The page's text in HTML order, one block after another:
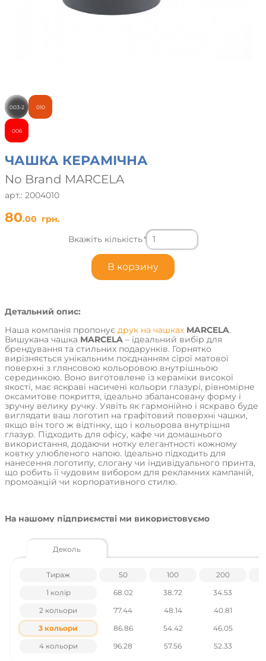
003-2
006
010
ЧАШКА КЕРАМІЧНА
No Brand MARCELA
арт.: 2004010
80.00 грн.
Вкажіть кількість*
Детальний опис:
Наша компанія пропонує друк на чашках MARCELA.
Вишукана чашка MARCELA – ідеальний вибір для
брендування та стильних подарунків. Горнятко
вирізняється унікальним поєднанням сірої матової
поверхні з глянсовою кольоровою внутрішньою
серединкою. Воно виготовлене із кераміки високої
якості, має яскраві насичені кольори глазурі, рівномірне
оксамитове покриття, ідеально збалансовану форму і
зручну велику ручку. Уявіть як гармонійно і яскраво буде
виглядати ваш логотип на графітовий поверхні чашки,
якщо він того ж відтінку, що і кольорова внутрішня
глазур. Підходить для офісу, кафе чи домашнього
використання, додаючи нотку елегантності кожному
ковтку улюбленого напою. Ідеально підходить для
нанесення логотипу, слогану чи індивідуального принта,
що робить її чудовим вибором для рекламних кампаній,
промоакцій чи корпоративного стилю.
На нашому підприємстві ми використовуємо
Сублімація
Шовкодрук
Деколь та інші.
Характеристики товару
Об'єм - 360 мл
Діаметр верхній - 100 мм
Діаметр нижній - 75 мм
В корзину
Деколь
Тираж 50 100 200
1 колір
68.02 38.72 34.53
2 кольори
77.44 48.14 40.81
3 кольори
86.86 54.42 46.05
4 кольори
96.28 57.56 52.33